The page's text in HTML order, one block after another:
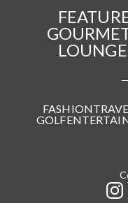
LOUNGE
FASHION
GOLF